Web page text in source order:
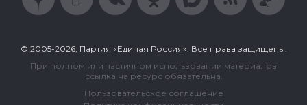
© 2005-2026, Партия «Единая Россия». Все права защищены.
При полном или частичном использовании материалов
ссылка на ресурс обязательна.
Пользовательское соглашение